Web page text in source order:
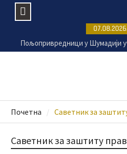
content
07.08.2026.
Пољопривредници у Шумадији
безбедно користе
Лана Андрић 11. августа путује
осумњиченима и мушкарац (38) из
Почетна Саветник за
Саветник за заштиту